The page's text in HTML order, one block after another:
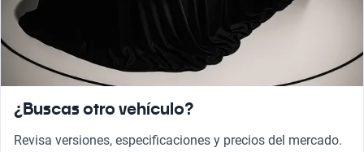
¿Buscas otro vehículo?
Revisa versiones, especificaciones y precios del mercado.